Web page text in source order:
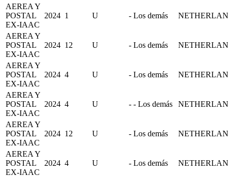
AEREA Y
POSTAL
EX-IAAC
2024 1 U - Los demás
AEREA Y
POSTAL
EX-IAAC
2024 12 U - Los demás
AEREA Y
POSTAL
EX-IAAC
2024 4 U - Los demás
AEREA Y
POSTAL
EX-IAAC
2024 4 U - - Los demás
AEREA Y
POSTAL
EX-IAAC
2024 12 U - Los demás
AEREA Y
POSTAL
EX-IAAC
2024 4 U - Los demás